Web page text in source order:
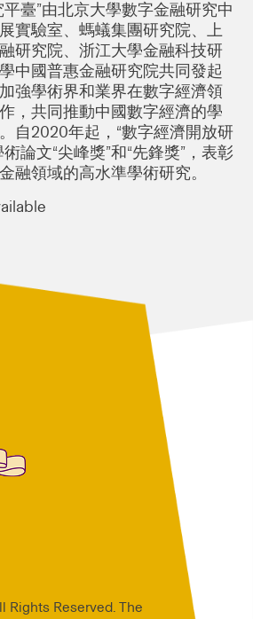
臺”由北京大學數字金融研究中
實驗室、螞蟻集團研究院、上
研究院、浙江大學金融科技研
中國普惠金融研究院共同發起
強學術界和業界在數字經濟領
，共同推動中國數字經濟的學
自2020年起，“數字經濟開放研
論文“尖峰獎”和“先鋒獎”，表彰
融領域的高水準學術研究。
Rights Reserved. The